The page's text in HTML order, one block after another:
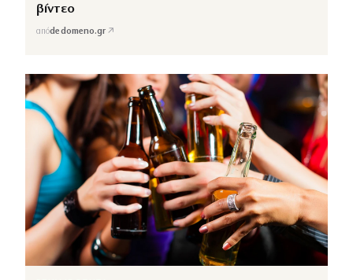
βίντεο
απόdedomeno.gr ↗